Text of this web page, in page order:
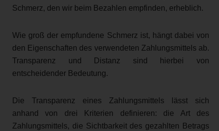
Schmerz, den wir beim Bezahlen empfinden, erheblich.
Wie groß der empfundene Schmerz ist, hängt dabei von
den Eigenschaften des verwendeten Zahlungsmittels ab.
Transparenz und Distanz sind hierbei von
entscheidender Bedeutung.
Die Transparenz eines Zahlungsmittels lässt sich
anhand von drei Kriterien definieren: die Art des
Zahlungsmittels, die Sichtbarkeit des gezahlten Betrags